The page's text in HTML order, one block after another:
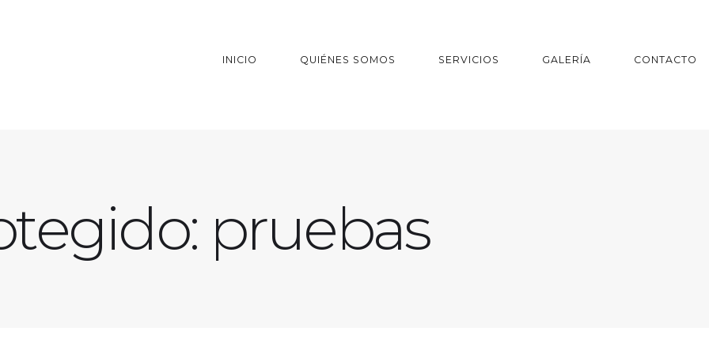
INICIO QUIÉNES SOMOS SERVICIOS GALERÍA CONTACTO
pruebas